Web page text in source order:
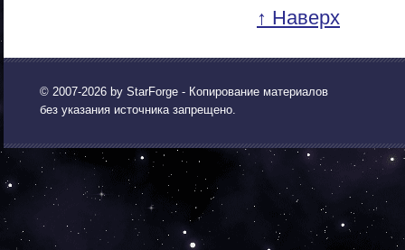
↑ Наверх
© 2007-2026 by StarForge - Копирование материалов
без указания источника запрещено.